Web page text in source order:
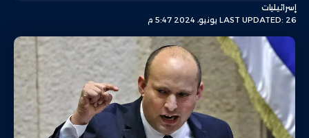
LAST UPDATED: 26 يونيو، 2024 5:47 م
إسرائيليات